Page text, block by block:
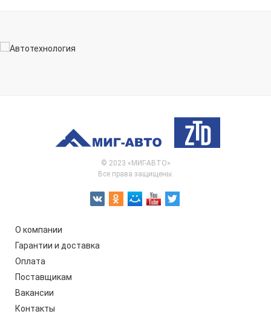
© 2023 «МИГ-АВТО»
Все права защищены.
О компании
Гарантии и доставка
Оплата
Поставщикам
Вакансии
Контакты